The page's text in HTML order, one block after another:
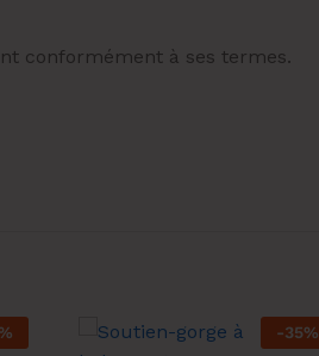
conformément à ses termes.
-35%